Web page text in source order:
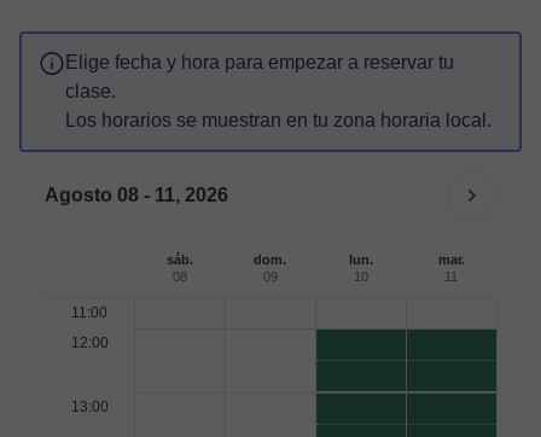
Elige fecha y hora para empezar a reservar tu
clase.
Los horarios se muestran en tu zona horaria local.
Agosto 08 - 11, 2026
sáb.
08
dom.
09
lun.
10
mar.
11
11:00
12:00
13:00